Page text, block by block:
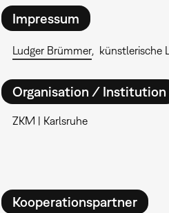
Impressum
Ludger Brümmer künstlerische
Organisation / Institution
ZKM | Karlsruhe
Kooperationspartner